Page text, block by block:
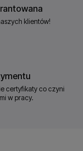
klientów!
certyfikaty co czyni
w pracy.